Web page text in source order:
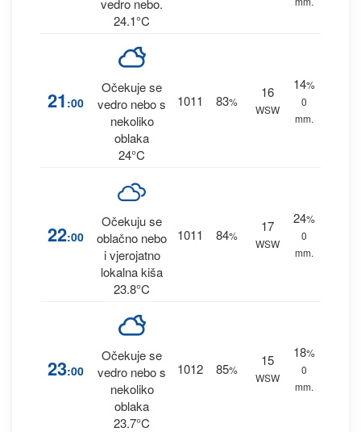
vedro nebo.
24.1°C
21 :00
Očekuje se
vedro nebo s
nekoliko
oblaka
24°C
1011 83%
16
WSW
14%
0
mm.
22:00
Očekuju se
oblačno nebo
i vjerojatno
lokalna kiša
23.8°C
1011 84%
17
WSW
24%
0
mm.
23:00
Očekuje se
vedro nebo s
nekoliko
oblaka
23.7°C
1012 85%
15
WSW
18%
0
mm.